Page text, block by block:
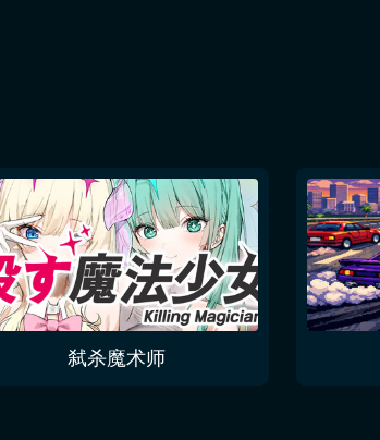
弑杀魔术师